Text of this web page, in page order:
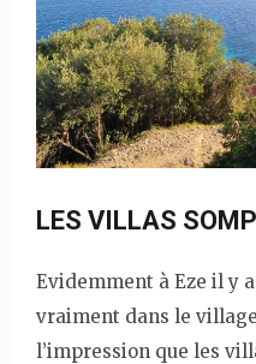
LES VILLAS
Evidemment à Eze il y
vraiment dans le
l’impression que les